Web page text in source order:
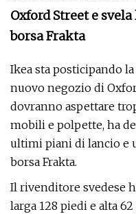
Oxford Street e
borsa Frakta
Ikea sta posticipando
nuovo negozio di
dovranno aspettare
mobili e polpette, ha
ultimi piani di lancio e
borsa Frakta.
Il rivenditore svedese
larga 128 piedi e alta